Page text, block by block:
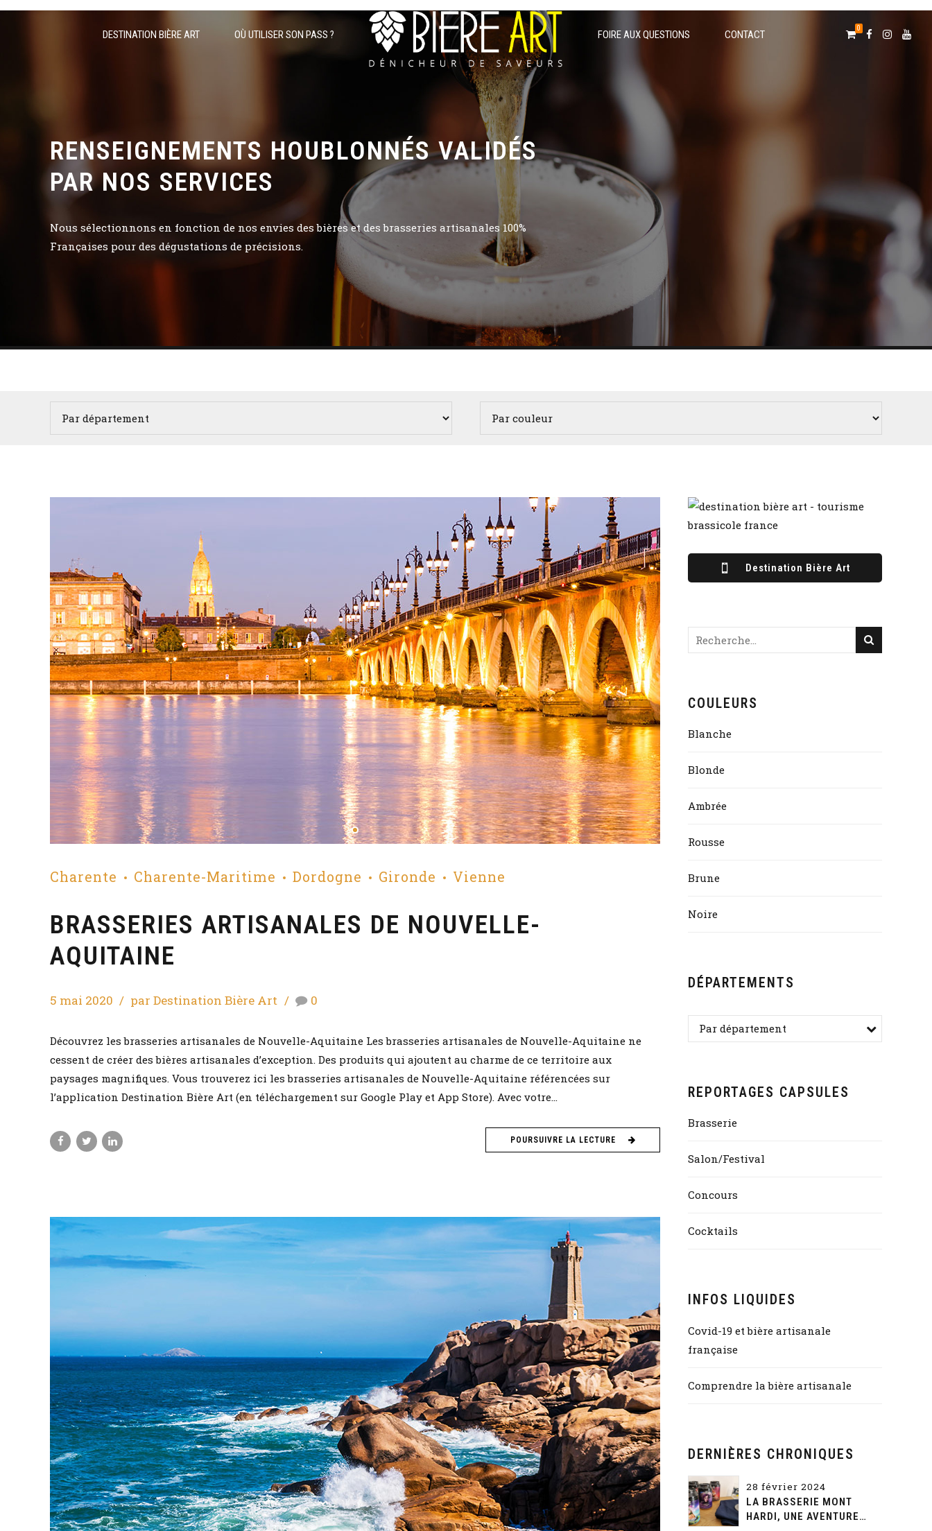
0
DESTINATION BIÈRE ART OÙ UTILISER SON PASS ? FOIRE AUX QUESTIONS CONTACT
RENSEIGNEMENTS HOUBLONNÉS VALIDÉS
PAR NOS SERVICES
Nous sélectionnons en fonction de nos envies des bières et des brasseries artisanales 100%
Françaises pour des dégustations de précisions.
Charente Charente-Maritime Dordogne Gironde Vienne
BRASSERIES ARTISANALES DE NOUVELLE-
AQUITAINE
5 mai 2020 par Destination Bière Art 0
Découvrez les brasseries artisanales de Nouvelle-Aquitaine Les brasseries artisanales de Nouvelle-Aquitaine ne
cessent de créer des bières artisanales d’exception. Des produits qui ajoutent au charme de ce territoire aux
paysages magnifiques. Vous trouverez ici les brasseries artisanales de Nouvelle-Aquitaine référencées sur
l’application Destination Bière Art (en téléchargement sur Google Play et App Store). Avec votre...
POURSUIVRE LA LECTURE
Destination Bière Art
COULEURS
Blanche
Blonde
Ambrée
Rousse
Brune
Noire
DÉPARTEMENTS
Par département
REPORTAGES CAPSULES
Brasserie
Salon/Festival
Concours
Cocktails
INFOS LIQUIDES
Covid-19 et bière artisanale
française
Comprendre la bière artisanale
DERNIÈRES CHRONIQUES
28 février 2024
LA BRASSERIE MONT
HARDI, UNE AVENTURE